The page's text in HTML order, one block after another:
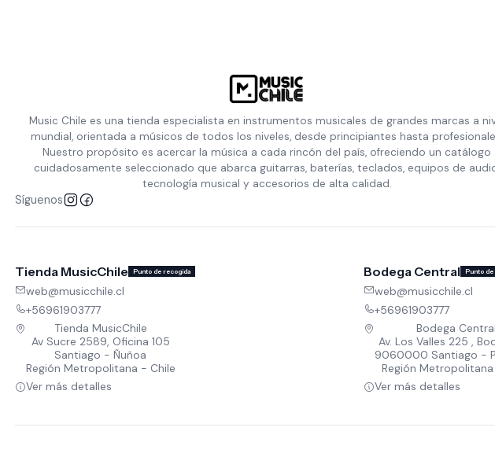
Music Chile es una tienda especialista en instrumentos musicales de grandes marcas a
mundial, orientada a músicos de todos los niveles, desde principiantes hasta
Nuestro propósito es acercar la música a cada rincón del país, ofreciendo un catálogo
cuidadosamente seleccionado que abarca guitarras, baterías, teclados, equipos de
tecnología musical y accesorios de alta calidad.
Síguenos
Tienda MusicChile Punto de recogida
web@musicchile.cl
+56961903777
Tienda MusicChile
Av Sucre 2589, Oficina 105
Santiago - Ñuñoa
Región Metropolitana - Chile
Ver más detalles
Bodega Central Punto
web@musicchile.cl
+56961903777
Bodega Central
Av. Los Valles 225 ,
9060000 Santiago -
Región
Ver más detalles